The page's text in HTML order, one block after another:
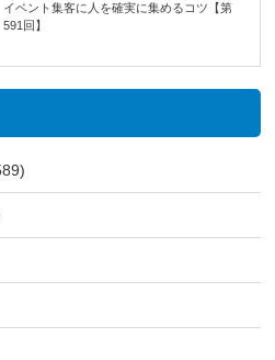
イベント集客に人を確実に集めるコツ【第
591回】